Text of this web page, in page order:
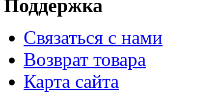
Поддержка
Связаться с нами
Возврат товара
Карта сайта